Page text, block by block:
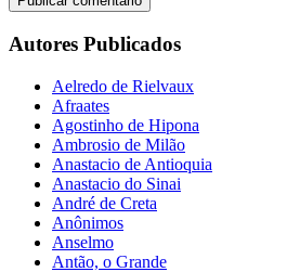
Autores Publicados
Aelredo de Rielvaux
Afraates
Agostinho de Hipona
Ambrosio de Milão
Anastacio de Antioquia
Anastacio do Sinai
André de Creta
Anônimos
Anselmo
Antão, o Grande